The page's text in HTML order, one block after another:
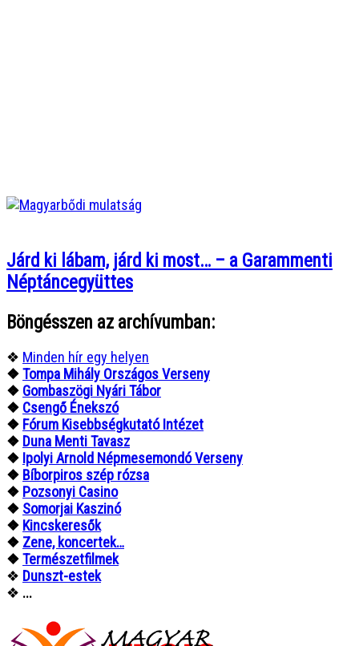
Járd ki lábam, járd ki most… – a Garammenti
Néptáncegyüttes
Böngésszen az archívumban:
❖ Minden hír egy helyen
❖Tompa Mihály Országos Verseny
❖ Gombaszögi Nyári Tábor
❖ Csengő Énekszó
❖ Fórum Kisebbségkutató Intézet
❖ Duna Menti Tavasz
❖ Ipolyi Arnold Népmesemondó Verseny
❖ Bíborpiros szép rózsa
❖ Pozsonyi Casino
❖ Somorjai Kaszinó
❖ Kincskeresők
❖ Zene, koncertek…
❖Természetfilmek
❖ Dunszt-estek
❖ ...